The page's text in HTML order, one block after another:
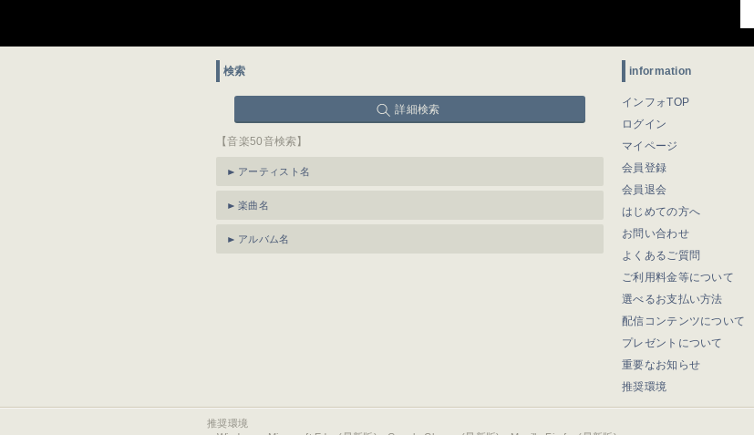
検索
詳細検索
【音楽50音検索】
アーティスト名
楽曲名
アルバム名
information
インフォTOP
ログイン
マイページ
会員登録
会員退会
はじめての方へ
お問い合わせ
よくあるご質問
ご利用料金等について
選べるお支払い方法
配信コンテンツについて
プレゼントについて
重要なお知らせ
推奨環境
推奨環境